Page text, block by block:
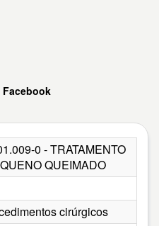
Facebook
0 - TRATAMENTO
QUEIMADO
cirúrgicos